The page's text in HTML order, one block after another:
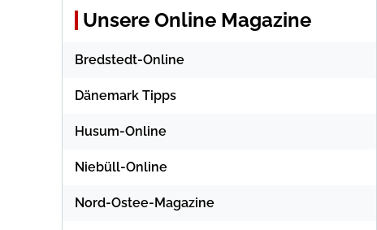
Unsere Online Magazine
Bredstedt-Online
Dänemark Tipps
Husum-Online
Niebüll-Online
Nord-Ostee-Magazine